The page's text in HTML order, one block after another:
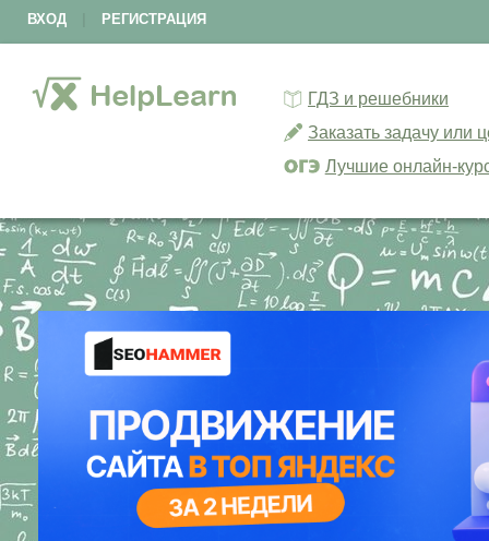
ВХОД РЕГИСТРАЦИЯ
ГДЗ и решебники
Заказать задачу или
Лучшие онлайн-